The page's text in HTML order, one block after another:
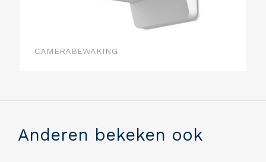
CAMERABEWAKING
Anderen bekeken ook